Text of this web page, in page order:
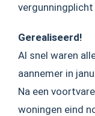
Gerealiseerd!
Al snel waren
aannemer in
Na een
woningen eind